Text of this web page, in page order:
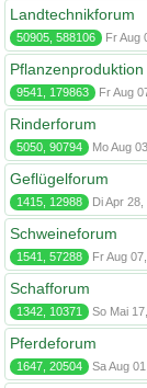
Landtechnikforum
50905, 588106 Fr Aug
Pflanzenproduktion
9541, 179863 Fr Aug
Rinderforum
5050, 90794 Mo Aug
Geflügelforum
1415, 12988 Di Apr
Schweineforum
1541, 57288 Fr Aug
Schafforum
1342, 10371 So Mai
Pferdeforum
1647, 20504 Sa Aug